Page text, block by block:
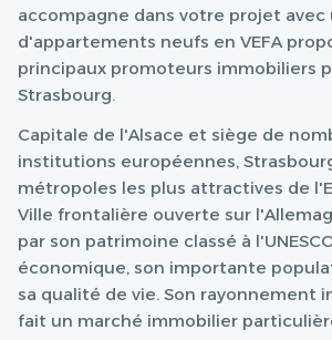
accompagne dans votre projet
d'appartements neufs en VEFA
principaux promoteurs immobiliers
Strasbourg.
Capitale de l'Alsace et siège de
institutions européennes,
métropoles les plus attractives de
Ville frontalière ouverte sur
par son patrimoine classé à
économique, son importante
sa qualité de vie. Son rayonnement
fait un marché immobilier